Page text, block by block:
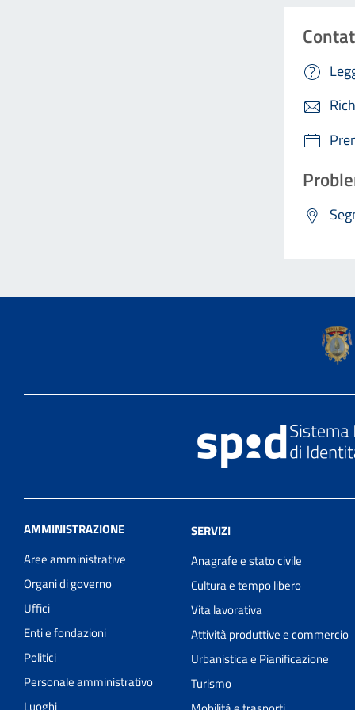
AMMINISTRAZIONE
Aree amministrative
Organi di governo
Uffici
Enti e fondazioni
Politici
Personale amministrativo
Luoghi
SERVIZI
Anagrafe e stato civile
Cultura e tempo libero
Vita lavorativa
Attività produttive e commercio
Urbanistica e Pianificazione
Turismo